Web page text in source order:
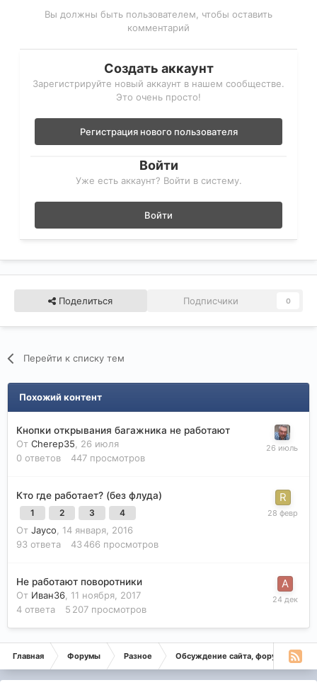
Вы должны быть пользователем, чтобы оставить
комментарий
Создать аккаунт
Зарегистрируйте новый аккаунт в нашем сообществе.
Это очень просто!
Регистрация нового пользователя
Войти
Уже есть аккаунт? Войти в систему.
Войти
Поделиться Подписчики 0
Перейти к списку тем
Похожий контент
Кнопки открывания багажника не работают
От Cherep35
26 июля
0 ответов 447 просмотров
Кто где работает? (без флуда)
1 2 3 4
От Jayco
14 января, 2016
93 ответа 43 466 просмотров
Не работают поворотники
От Иван36 11 ноября, 2017
4 ответа 5 207 просмотров
Главная Форумы Разное Обсуждение сайта, форума